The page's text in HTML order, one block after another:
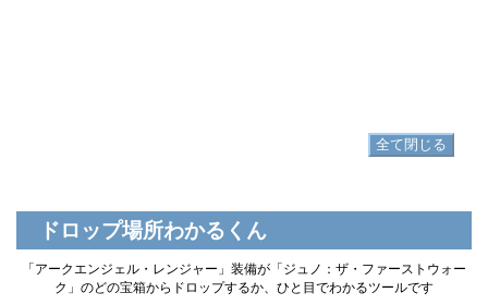
全て閉じる
ドロップ場所わかるくん
「アークエンジェル・レンジャー」装備が「ジュノ：ザ・ファーストウォー
ク」のどの宝箱からドロップするか、ひと目でわかるツールです